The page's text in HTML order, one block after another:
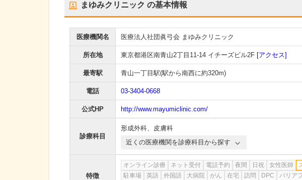
まゆみクリニック の基本情報
医療機関名 医療法人社団眞弓会 まゆみクリニック
所在地 東京都港区南青山2丁目11-14 イチーズビル2F [アクセス]
最寄駅 青山一丁目駅(駅から南西に約320m)
電話 03-3404-0668
公式HP http://www.mayumiclinic.com/
診療科目
形成外科、 皮膚科
近くの医療機関を診療科目から探す
特徴
オンライン診療 ネット受付 電話予約 夜間 日祝 女性医師
駐車場
英語 外国語 大病院 がん 在宅 訪問 DPC バリア